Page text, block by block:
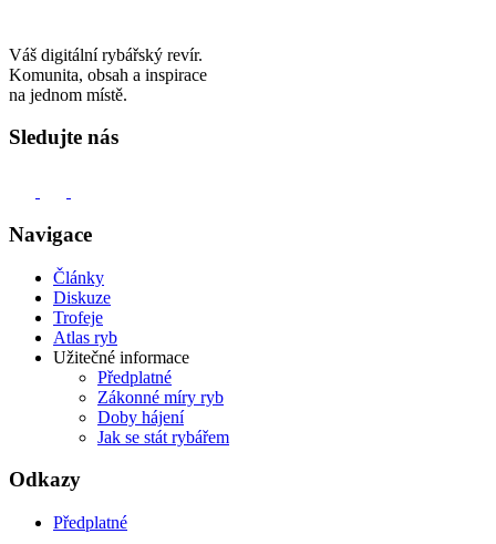
Váš digitální rybářský revír.
Komunita, obsah a inspirace
na jednom místě.
Sledujte nás
Navigace
Články
Diskuze
Trofeje
Atlas ryb
Užitečné informace
Předplatné
Zákonné míry ryb
Doby hájení
Jak se stát rybářem
Odkazy
Předplatné